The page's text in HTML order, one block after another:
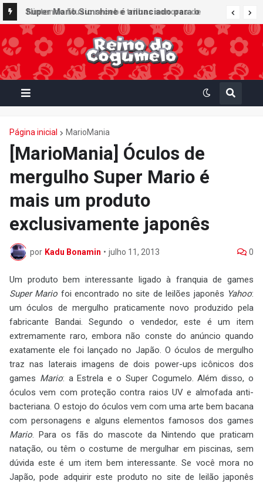
Super Mario Sunshine é anunciado para o
Nintendo GameCube - Nintendo Classics do
Nintendo Switch Online
Página inicial MarioMania
[MarioMania] Óculos de
mergulho Super Mario é
mais um produto
exclusivamente japonês
por Kadu Bonamin • julho 11, 2013 0
Um produto bem interessante ligado à franquia de games
Super Mario foi encontrado no site de leilões japonês Yahoo:
um óculos de mergulho praticamente novo produzido pela
fabricante Bandai. Segundo o vendedor, este é um item
extremamente raro, embora não conste do anúncio quando
exatamente ele foi lançado no Japão. O óculos de mergulho
traz nas laterais imagens de dois power-ups icônicos dos
games Mario: a Estrela e o Super Cogumelo. Além disso, o
óculos vem com proteção contra raios UV e almofada anti-
bacteriana. O estojo do óculos vem com uma arte bem bacana
com personagens e alguns elementos famosos dos games
Mario. Para os fãs do mascote da Nintendo que praticam
natação, ou têm o costume de mergulhar em piscinas, sem
dúvida este é um item bem interessante. Se você mora no
Japão, pode adquirir este produto no site de leilão japonês